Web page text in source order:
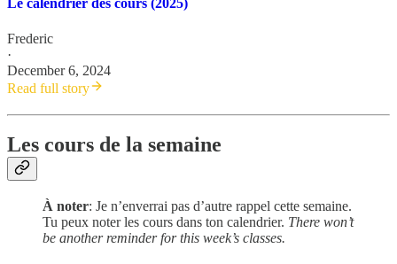
Le calendrier des cours (2025)
Frederic
·
December 6, 2024
Read full story
Les cours de la semaine
À noter: Je n’enverrai pas d’autre rappel cette semaine.
Tu peux noter les cours dans ton calendrier. There won’t
be another reminder for this week’s classes.